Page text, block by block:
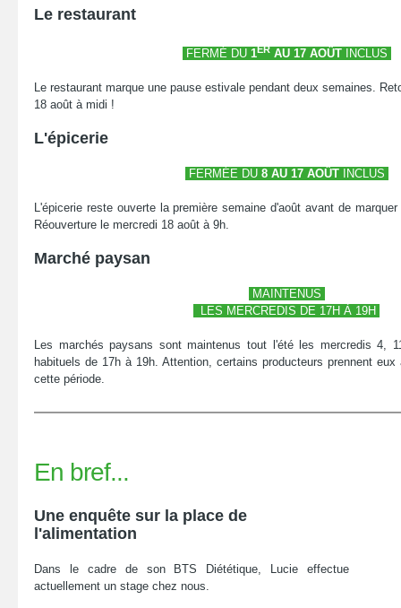
Le restaurant
FERMÉ DU 1ERAU 17 AOÛTINCLUS
Le restaurant marque une pause estivale pendant deux semaines.
18 août à midi !
L'épicerie
FERMÉE DU 8 AU 17 AOÛTINCLUS
L'épicerie reste ouverte la première semaine d'août avant de
Réouverture le mercredi 18 août à 9h.
Marché paysan
MAINTENUS
LES MERCREDIS DE 17H À 19H
Les marchés paysans sont maintenus tout l'été les mercredis 4,
habituels de 17h à 19h. Attention, certains producteurs prennent
cette période.
En bref...
Une enquête sur la place de
l'alimentation
Dans le cadre de son BTS Diététique, Lucie effectue
actuellement un stage chez nous.